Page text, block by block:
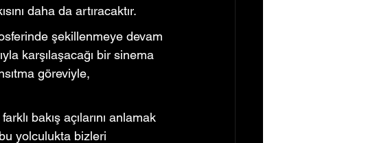
daha da artıracaktır.
şekillenmeye devam
karşılaşacağı bir sinema
göreviyle,
bakış açılarını anlamak
yolculukta bizleri